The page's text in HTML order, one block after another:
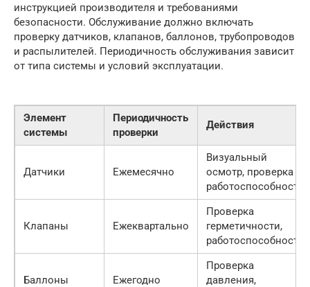
инструкцией производителя и требованиями
безопасности. Обслуживание должно включать
проверку датчиков, клапанов, баллонов, трубопроводов
и распылителей. Периодичность обслуживания зависит
от типа системы и условий эксплуатации.
Элемент
системы
Периодичность
проверки
Действия
Датчики Ежемесячно
Визуальный
осмотр, проверка
работоспособности
Клапаны Ежеквартально
Проверка
герметичности,
работоспособности
Баллоны Ежегодно
Проверка
давления,